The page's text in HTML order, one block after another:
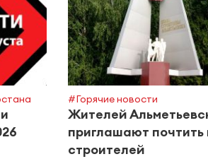
#Горячие новости
Жителей
приглашают почтить
строителей